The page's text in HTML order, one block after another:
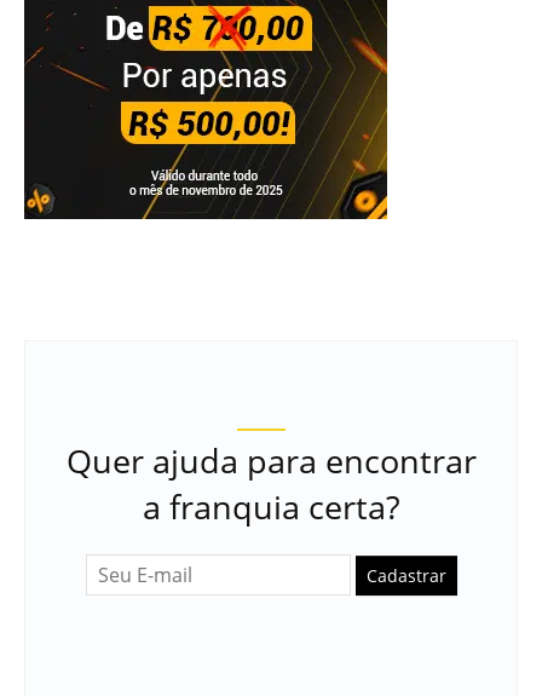
Quer ajuda para encontrar
a franquia certa?
Cadastrar